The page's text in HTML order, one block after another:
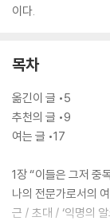
이다.
목차
옮긴이 글 •5
추천의 글 •9
여는 글 •17
1장 “이들은 그저 중
나의 전문가로서의
근 / 초대 / ‘익명의